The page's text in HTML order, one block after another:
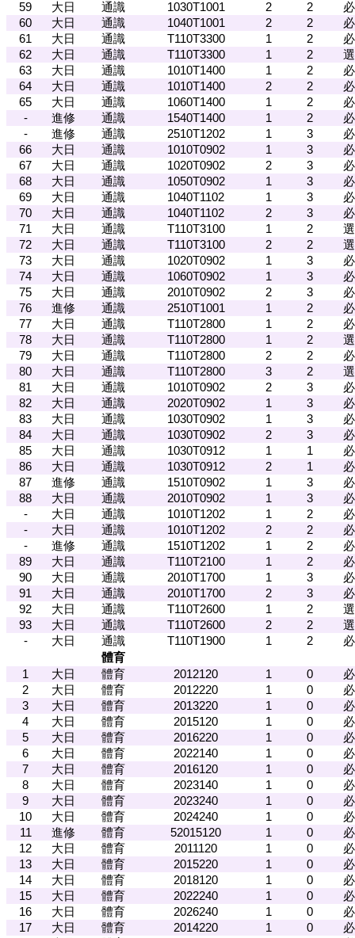
59
大日 通識 1030T1001 2 2
必
60
大日 通識 1040T1001 2 2
必
61
大日 通識 T110T3300 1 2
必
62
大日 通識 T110T3300 1 2
選
63
大日 通識 1010T1400 1 2
必
64
大日 通識 1010T1400 2 2
必
65
大日 通識 1060T1400 1 2
必
-
進修 通識 1540T1400 1 2
必
-
進修 通識 2510T1202 1 3
必
66
大日 通識 1010T0902 1 3
必
67
大日 通識 1020T0902 2 3
必
68
大日 通識 1050T0902 1 3
必
69
大日 通識 1040T1102 1 3
必
70
大日 通識 1040T1102 2 3
必
71
大日 通識 T110T3100 1 2
選
72
大日 通識 T110T3100 2 2
選
73
大日 通識 1020T0902 1 3
必
74
大日 通識 1060T0902 1 3
必
75
大日 通識 2010T0902 2 3
必
76
進修 通識 2510T1001 1 2
必
77
大日 通識 T110T2800 1 2
必
78
大日 通識 T110T2800 1 2
選
79
大日 通識 T110T2800 2 2
必
80
大日 通識 T110T2800 3 2
選
81
大日 通識 1010T0902 2 3
必
82
大日 通識 2020T0902 1 3
必
83
大日 通識 1030T0902 1 3
必
84
大日 通識 1030T0902 2 3
必
85
大日 通識 1030T0912 1 1
必
86
大日 通識 1030T0912 2 1
必
87
進修 通識 1510T0902 1 3
必
88
大日 通識 2010T0902 1 3
必
-
大日 通識 1010T1202 1 2
必
-
大日 通識 1010T1202 2 2
必
-
進修 通識 1510T1202 1 2
必
89
大日 通識 T110T2100 1 2
必
90
大日 通識 2010T1700 1 3
必
91
大日 通識 2010T1700 2 3
必
92
大日 通識 T110T2600 1 2
選
93
大日 通識 T110T2600 2 2
選
-
大日 通識 T110T1900 1 2
必
體育
1
大日 體育 2012120 1 0
必
2
大日 體育 2012220 1 0
必
3
大日 體育 2013220 1 0
必
4
大日 體育 2015120 1 0
必
5
大日 體育 2016220 1 0
必
6
大日 體育 2022140 1 0
必
7
大日 體育 2016120 1 0
必
8
大日 體育 2023140 1 0
必
9
大日 體育 2023240 1 0
必
10
大日 體育 2024240 1 0
必
11
進修 體育 52015120 1 0
必
12
大日 體育 2011120 1 0
必
13
大日 體育 2015220 1 0
必
14
大日 體育 2018120 1 0
必
15
大日 體育 2022240 1 0
必
16
大日 體育 2026240 1 0
必
17
大日 體育 2014220 1 0
必